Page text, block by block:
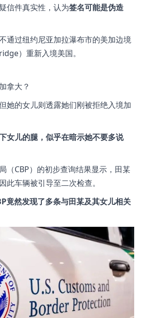
信件真实性，认为签名可能是伪造
通过纽约尼亚加拉瀑布市的美加边境
）重新入境美国。
拿大？
她的女儿则透露她们刚被拒绝入境加
女儿的腿，似乎在暗示她不要多说
（CBP）的初步查询结果显示，田某
此车辆被引导至二次检查。
竟然发现了多条与田某及其女儿相关